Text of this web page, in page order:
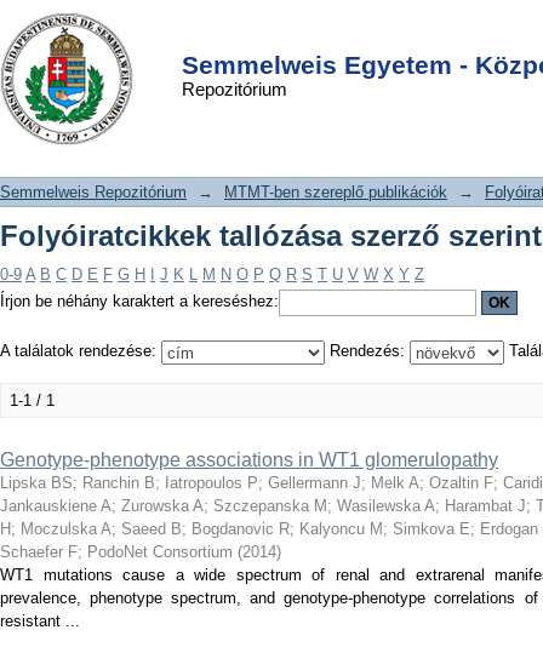
Semmelweis Egyetem -
Repozitórium
Folyóiratcikkek tallózása szerző
szerint "Iatropoulos P"
DSpace/Manakin Repository
Semmelweis Repozitórium → MTMT-ben szereplő publikációk →
Folyóiratcikkek tallózása szerző
0-9 A B C D E F G H J K L M N O P Q R S T U V W X Y Z
Írjon be néhány karaktert a kereséshez:
A találatok rendezése: Rendezés:
1-1 / 1
Genotype-phenotype associations in WT1 glomerulopathy
Lipska BS; Ranchin B; Iatropoulos P; Gellermann J; Melk A; Ozaltin F;
Jankauskiene A; Zurowska A; Szczepanska M ; Wasilewska A; Harambat J;
H ; Moczulska A; Saeed B; Bogdanovic R; Kalyoncu M ; Simkova E; Erdogan
Schaefer F; PodoNet Consortium (2014)
WT1 mutations cause a wide spectrum of renal and extrarenal
prevalence, phenotype spectrum, and genotype-phenotype correlations
resistant ...